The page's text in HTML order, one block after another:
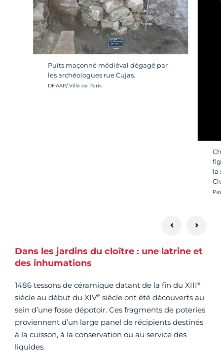
Puits maçonné médiéval dégagé par
les archéologues rue Cujas.
Crédit photo :
DHAAP/ Ville de Paris
la
Dans les jardins du cloître : une latrine et
des inhumations
1486 tessons de céramique datant de la fin du XIIIe
siècle au début du XIVe siècle ont été découverts au
sein d’une fosse dépotoir. Ces fragments de poteries
proviennent d’un large panel de récipients destinés
à la cuisson, à la conservation ou au service des
liquides.